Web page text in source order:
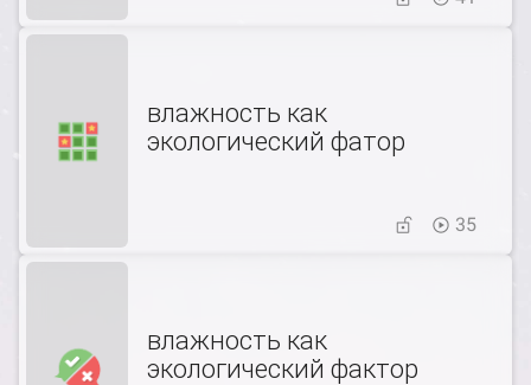
влажность как
экологический фатор
35
влажность как
экологический фактор